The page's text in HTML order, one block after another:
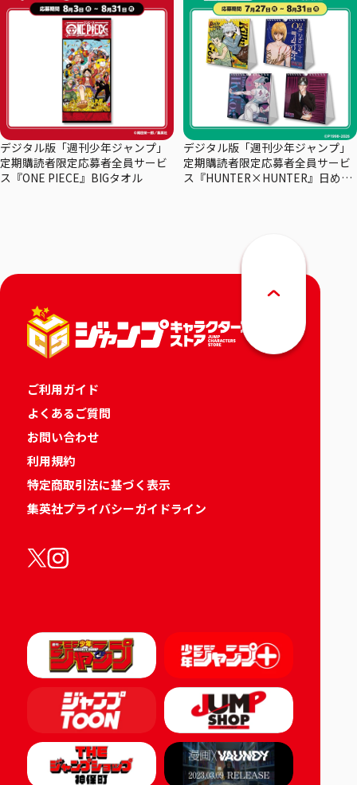
デジタル版「週刊少年ジャンプ」
定期購読者限定応募者全員サービ
ス『ONE PIECE』BIGタオル
デジタル版「週刊少年ジャンプ」
定期購読者限定応募者全員サービ
ス『HUNTER×HUNTER』日めく
ご利用ガイド
よくあるご質問
お問い合わせ
利用規約
特定商取引法に基づく表示
集英社プライバシーガイドライン